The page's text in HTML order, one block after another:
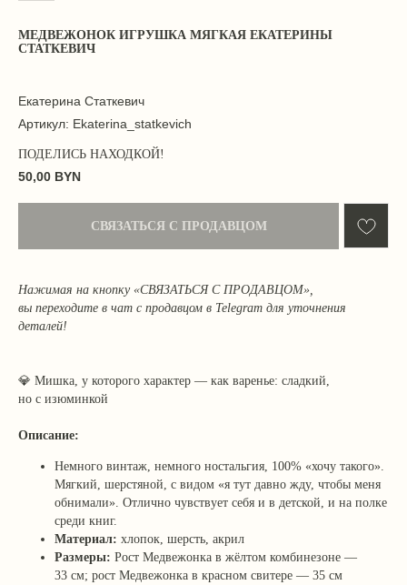
МЕДВЕЖОНОК ИГРУШКА МЯГКАЯ ЕКАТЕРИНЫ
СТАТКЕВИЧ
Екатерина Статкевич
Артикул: Ekaterina_statkevich
50,00 BYN
СВЯЗАТЬСЯ С ПРОДАВЦОМ
Нажимая на кнопку «СВЯЗАТЬСЯ С ПРОДАВЦОМ»,
вы переходите в чат с продавцом в Telegram для уточнения
деталей!
💎 Мишка, у которого характер — как варенье: сладкий,
но с изюминкой
Описание:
Немного винтаж, немного ностальгия, 100% «хочу такого».
Мягкий, шерстяной, с видом «я тут давно жду, чтобы меня
обнимали». Отлично чувствует себя и в детской, и на полке
среди книг.
Материал: хлопок, шерсть, акрил
Размеры: Рост Медвежонка в жёлтом комбинезоне —
33 см; рост Медвежонка в красном свитере — 35 см